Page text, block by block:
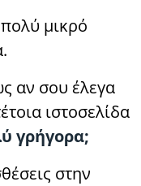
μικρό
αν σου έλεγα
ιστοσελίδα
γρήγορα;
στην